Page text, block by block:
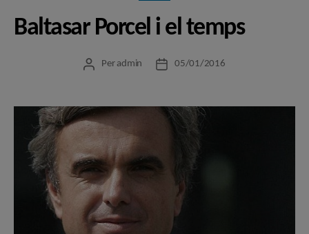
Baltasar Porcel i el temps
Autor
Per admin
Data05/01/2016